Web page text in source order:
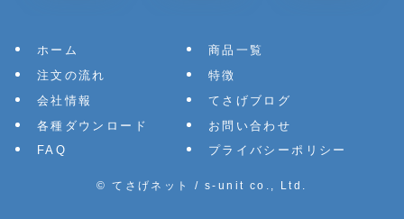
ホーム
商品一覧
注文の流れ
特徴
会社情報
てさげブログ
各種ダウンロード
お問い合わせ
FAQ
プライバシーポリシー
© てさげネット / s-unit co., Ltd.